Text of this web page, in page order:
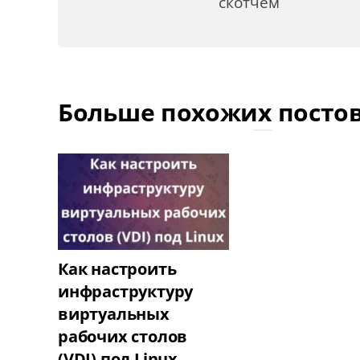
Больше похожих
Как настроить
инфраструктуру
виртуальных
рабочих столов